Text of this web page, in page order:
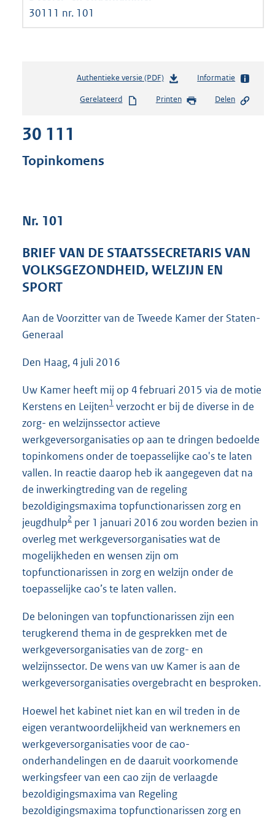
30111 nr. 101
Authentieke versie (PDF)b
s
e
:
b
Informatie
Gerelateerd Printen Delen
30 111
Topinkomens
Nr. 101
BRIEF VAN DE STAATSSECRETARIS VAN
VOLKSGEZONDHEID, WELZIJN EN
SPORT
Aan de Voorzitter van de Tweede Kamer der Staten-
Generaal
Den Haag, 4 juli 2016
Uw Kamer heeft mij op 4 februari 2015 via de motie
Kerstens en Leijten1 verzocht er bij de diverse in de
zorg- en welzijnssector actieve
werkgeversorganisaties op aan te dringen bedoelde
topinkomens onder de toepasselijke cao's te laten
vallen. In reactie daarop heb ik aangegeven dat na
de inwerkingtreding van de regeling
bezoldigingsmaxima topfunctionarissen zorg en
jeugdhulp2 per 1 januari 2016 zou worden bezien in
overleg met werkgeversorganisaties wat de
mogelijkheden en wensen zijn om
topfunctionarissen in zorg en welzijn onder de
toepasselijke cao’s te laten vallen.
De beloningen van topfunctionarissen zijn een
terugkerend thema in de gesprekken met de
werkgeversorganisaties van de zorg- en
welzijnssector. De wens van uw Kamer is aan de
werkgeversorganisaties overgebracht en besproken.
Hoewel het kabinet niet kan en wil treden in de
eigen verantwoordelijkheid van werknemers en
werkgeversorganisaties voor de cao-
onderhandelingen en de daaruit voorkomende
werkingsfeer van een cao zijn de verlaagde
bezoldigingsmaxima van Regeling
bezoldigingsmaxima topfunctionarissen zorg en